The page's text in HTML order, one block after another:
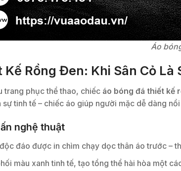
Áo
Rồng Đen: Khi Sân Cỏ Là
trang phục thể thao, chiếc áo bóng đá thiết kế
tinh tế – chiếc áo giúp người mặc dễ dàng
nghệ thuật
độc đáo được in chìm chạy dọc thân áo trước –
màu xanh tinh tế, tạo tổng thể hài hòa một